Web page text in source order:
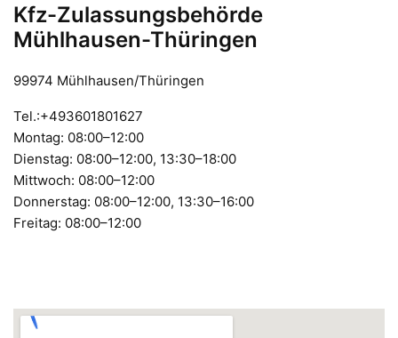
Kfz-Zulassungsbehörde
Mühlhausen-Thüringen
99974 Mühlhausen/Thüringen
Tel.:+493601801627
Montag: 08:00–12:00
Dienstag: 08:00–12:00, 13:30–18:00
Mittwoch: 08:00–12:00
Donnerstag: 08:00–12:00, 13:30–16:00
Freitag: 08:00–12:00